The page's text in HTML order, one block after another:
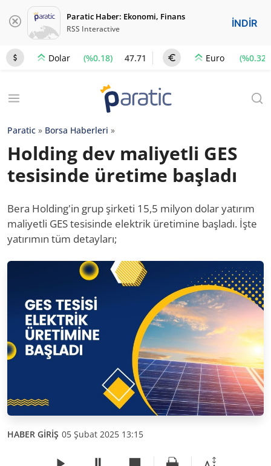
Paratic Haber: Ekonomi, Finans
RSS Interactive İNDİR
Dolar (%0.18) 47.71 Euro (%0.32)
Paratic » Borsa Haberleri »
Holding dev maliyetli GES
tesisinde üretime başladı
Bera Holding'in grup şirketi 15,5 milyon dolar yatırım
maliyetli GES tesisinde elektrik üretimine başladı. İşte
yatırımın tüm detayları;
HABER GİRİŞ 05 Şubat 2025 13:15